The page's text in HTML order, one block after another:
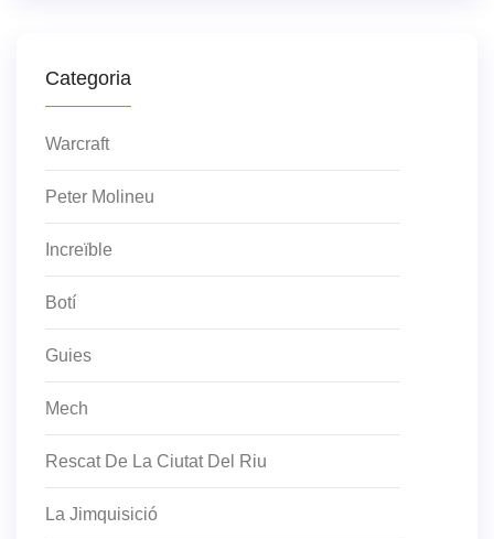
Categoria
Warcraft
Peter Molineu
Increïble
Botí
Guies
Mech
Rescat De La Ciutat Del Riu
La Jimquisició